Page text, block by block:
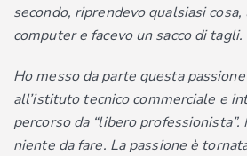
secondo, riprendevo qualsiasi
computer e facevo un sacco di tagli.
Ho messo da parte questa
all’istituto tecnico commerciale e
percorso da “libero professionista”.
niente da fare. La passione è